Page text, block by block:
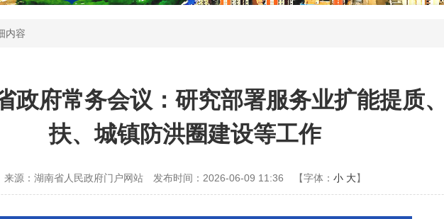
内容
政府常务会议：研究部署服务业扩能提质
扶、城镇防洪圈建设等工作
来源：湖南省人民政府门户网站 发布时间：2026-06-09 11:36 【字体： 小 大】